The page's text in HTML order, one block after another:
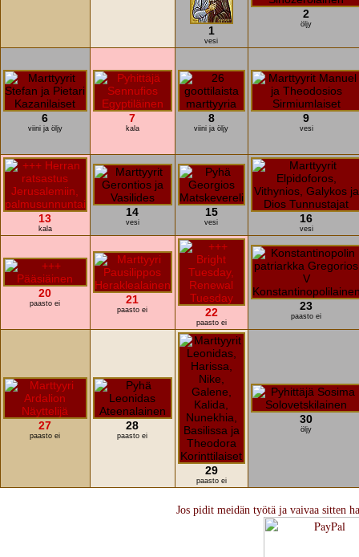
1
vesi
2
öljy
6
viini ja öljy
7
kala
8
viini ja öljy
9
vesi
13
kala
14
vesi
15
vesi 16
vesi
20
paasto ei 21
paasto ei 22
paasto ei
23
paasto ei
27
paasto ei
28
paasto ei
29
paasto ei
30
öljy
Jos pidit meidän työtä ja vaivaa sitten